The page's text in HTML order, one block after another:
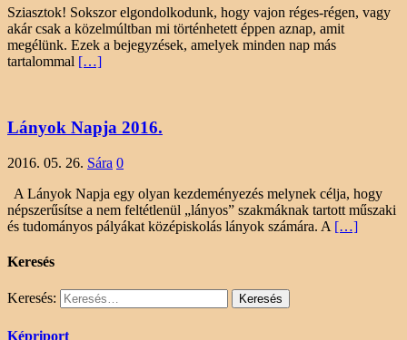
Sziasztok! Sokszor elgondolkodunk, hogy vajon réges-régen, vagy
akár csak a közelmúltban mi történhetett éppen aznap, amit
megélünk. Ezek a bejegyzések, amelyek minden nap más
tartalommal […]
Lányok Napja 2016.
2016. 05. 26. Sára 0
A Lányok Napja egy olyan kezdeményezés melynek célja, hogy
népszerűsítse a nem feltétlenül „lányos” szakmáknak tartott műszaki
és tudományos pályákat középiskolás lányok számára. A […]
Keresés
Keresés:
Képriport